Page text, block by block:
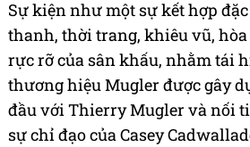
Sự kiện như một sự kết hợp
thanh, thời trang, khiêu vũ, hòa
rực rỡ của sân khấu, nhằm tái
thương hiệu Mugler được gây
đầu với Thierry Mugler và nối
sự chỉ đạo của Casey